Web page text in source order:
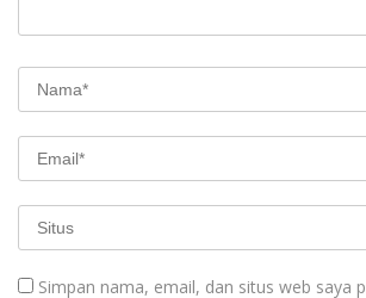
Simpan nama, email, dan situs web saya